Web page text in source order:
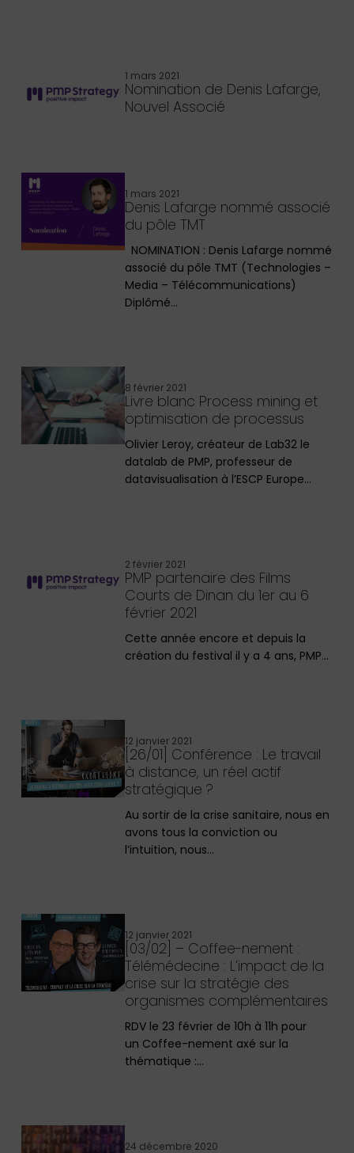
1 mars 2021
Nomination de Denis Lafarge,
Nouvel Associé
1 mars 2021
Denis Lafarge nommé associé
du pôle TMT
NOMINATION : Denis Lafarge nommé
associé du pôle TMT (Technologies –
Media – Télécommunications)
Diplômé…
8 février 2021
Livre blanc Process mining et
optimisation de processus
Olivier Leroy, créateur de Lab32 le
datalab de PMP, professeur de
datavisualisation à l’ESCP Europe…
2 février 2021
PMP partenaire des Films
Courts de Dinan du 1er au 6
février 2021
Cette année encore et depuis la
création du festival il y a 4 ans, PMP…
12 janvier 2021
[26/01] Conférence : Le travail
à distance, un réel actif
stratégique ?
Au sortir de la crise sanitaire, nous en
avons tous la conviction ou
l’intuition, nous…
12 janvier 2021
[03/02] – Coffee-nement :
Télémédecine : L’impact de la
crise sur la stratégie des
organismes complémentaires
RDV le 23 février de 10h à 11h pour
un Coffee-nement axé sur la
thématique :…
24 décembre 2020